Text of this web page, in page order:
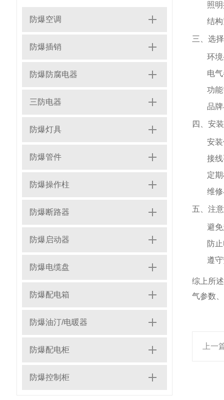
防爆空调
防爆插销
防爆防腐电器
三防电器
防爆灯具
防爆管件
防爆操作柱
防爆断路器
防爆启动器
防爆电缆盘
防爆配电箱
防爆油汀/电暖器
防爆配电柜
防爆控制柜
照
结
三、选
环
电
功
品
四、安
安
接
定
维
五、注
避
防
遵
综上所
气参数
上一